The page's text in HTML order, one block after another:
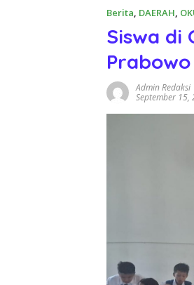
Berita, DAERAH,
Siswa di
Admin Redaksi
September 15,